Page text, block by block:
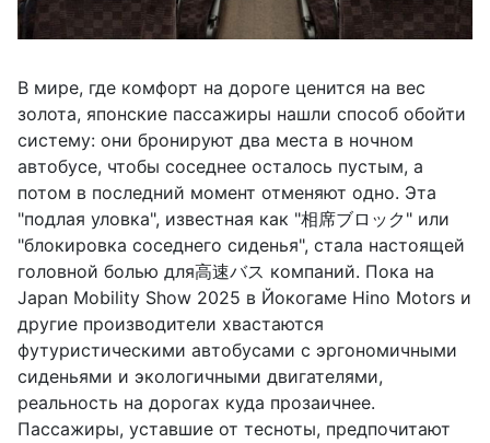
В мире, где комфорт на дороге ценится на вес
золота, японские пассажиры нашли способ обойти
систему: они бронируют два места в ночном
автобусе, чтобы соседнее осталось пустым, а
потом в последний момент отменяют одно. Эта
"подлая уловка", известная как "相席ブロック" или
"блокировка соседнего сиденья", стала настоящей
головной болью для高速バス компаний. Пока на
Japan Mobility Show 2025 в Йокогаме Hino Motors и
другие производители хвастаются
футуристическими автобусами с эргономичными
сиденьями и экологичными двигателями,
реальность на дорогах куда прозаичнее.
Пассажиры, уставшие от тесноты, предпочитают